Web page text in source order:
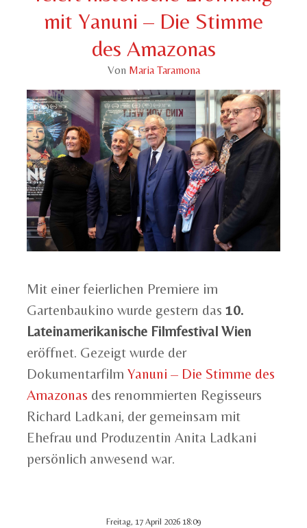
mit Yanuni – Die Stimme
des Amazonas
Von Maria Taramona
Mit einer feierlichen Premiere im
Gartenbaukino wurde gestern das 10.
Lateinamerikanische Filmfestival Wien
eröffnet. Gezeigt wurde der
Dokumentarfilm Yanuni – Die Stimme des
Amazonas des renommierten Regisseurs
Richard Ladkani, der gemeinsam mit
Ehefrau und Produzentin Anita Ladkani
persönlich anwesend war.
Freitag, 17 April 2026 18:09